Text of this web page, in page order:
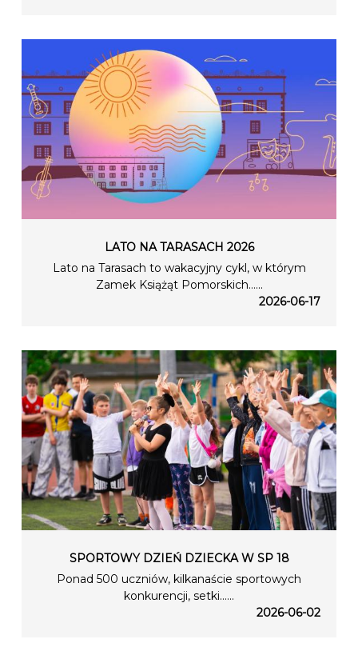
LATO NA TARASACH 2026
Lato na Tarasach to wakacyjny cykl, w którym
Zamek Książąt Pomorskich…...
2026-06-17
SPORTOWY DZIEŃ DZIECKA W SP 18
Ponad 500 uczniów, kilkanaście sportowych
konkurencji, setki…...
2026-06-02